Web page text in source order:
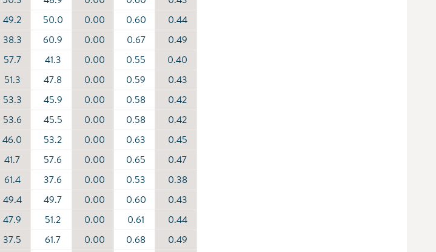
49.2 50.0 0.00 0.60
0.44
38.3 60.9 0.00 0.67
0.49
57.7 41.3 0.00 0.55
0.40
51.3 47.8 0.00 0.59
0.43
53.3 45.9 0.00 0.58
0.42
53.6 45.5 0.00 0.58
0.42
46.0 53.2 0.00 0.63
0.45
41.7 57.6 0.00 0.65
0.47
61.4 37.6 0.00 0.53
0.38
49.4 49.7 0.00 0.60
0.43
47.9 51.2 0.00 0.61
0.44
37.5 61.7 0.00 0.68
0.49